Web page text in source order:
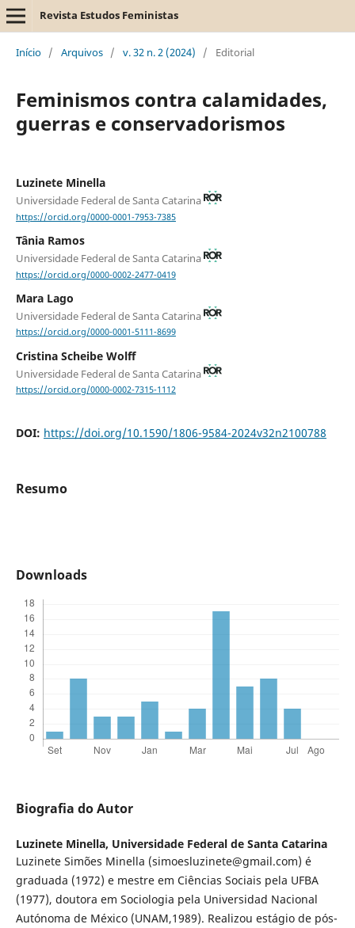
Revista Estudos Feministas
Início / Arquivos / v. 32 n. 2 (2024) / Editorial
Feminismos contra calamidades,
guerras e conservadorismos
Luzinete Minella
Universidade Federal de Santa Catarina
https://orcid.org/0000-0001-7953-7385
Tânia Ramos
Universidade Federal de Santa Catarina
https://orcid.org/0000-0002-2477-0419
Mara Lago
Universidade Federal de Santa Catarina
https://orcid.org/0000-0001-5111-8699
Cristina Scheibe Wolff
Universidade Federal de Santa Catarina
https://orcid.org/0000-0002-7315-1112
DOI: https://doi.org/10.1590/1806-9584-2024v32n2100788
Resumo
Downloads
Biografia do Autor
Luzinete Minella, Universidade Federal de Santa Catarina
Luzinete Simões Minella (simoesluzinete@gmail.com) é
graduada (1972) e mestre em Ciências Sociais pela UFBA
(1977), doutora em Sociologia pela Universidad Nacional
Autónoma de México (UNAM,1989). Realizou estágio de pós-